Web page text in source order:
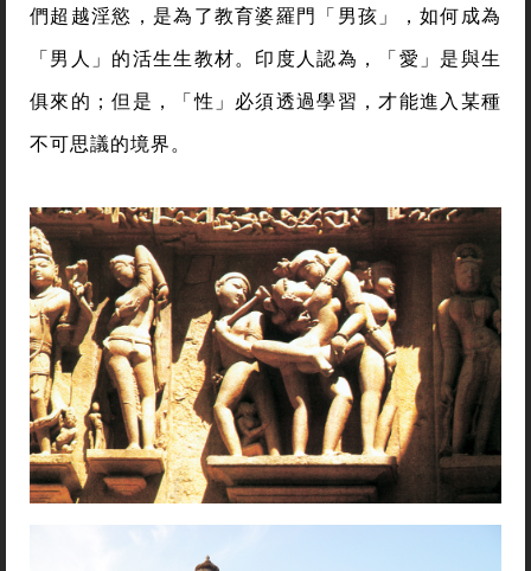
們超越淫慾，是為了教育婆羅門「男孩」，如何成為
「男人」的活生生教材。印度人認為，「愛」是與生
俱來的；但是，「性」必須透過學習，才能進入某種
不可思議的境界。